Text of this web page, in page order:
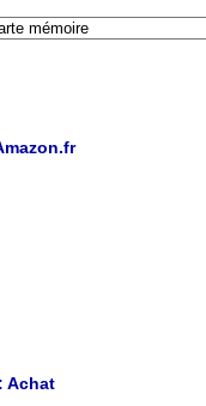
Achat